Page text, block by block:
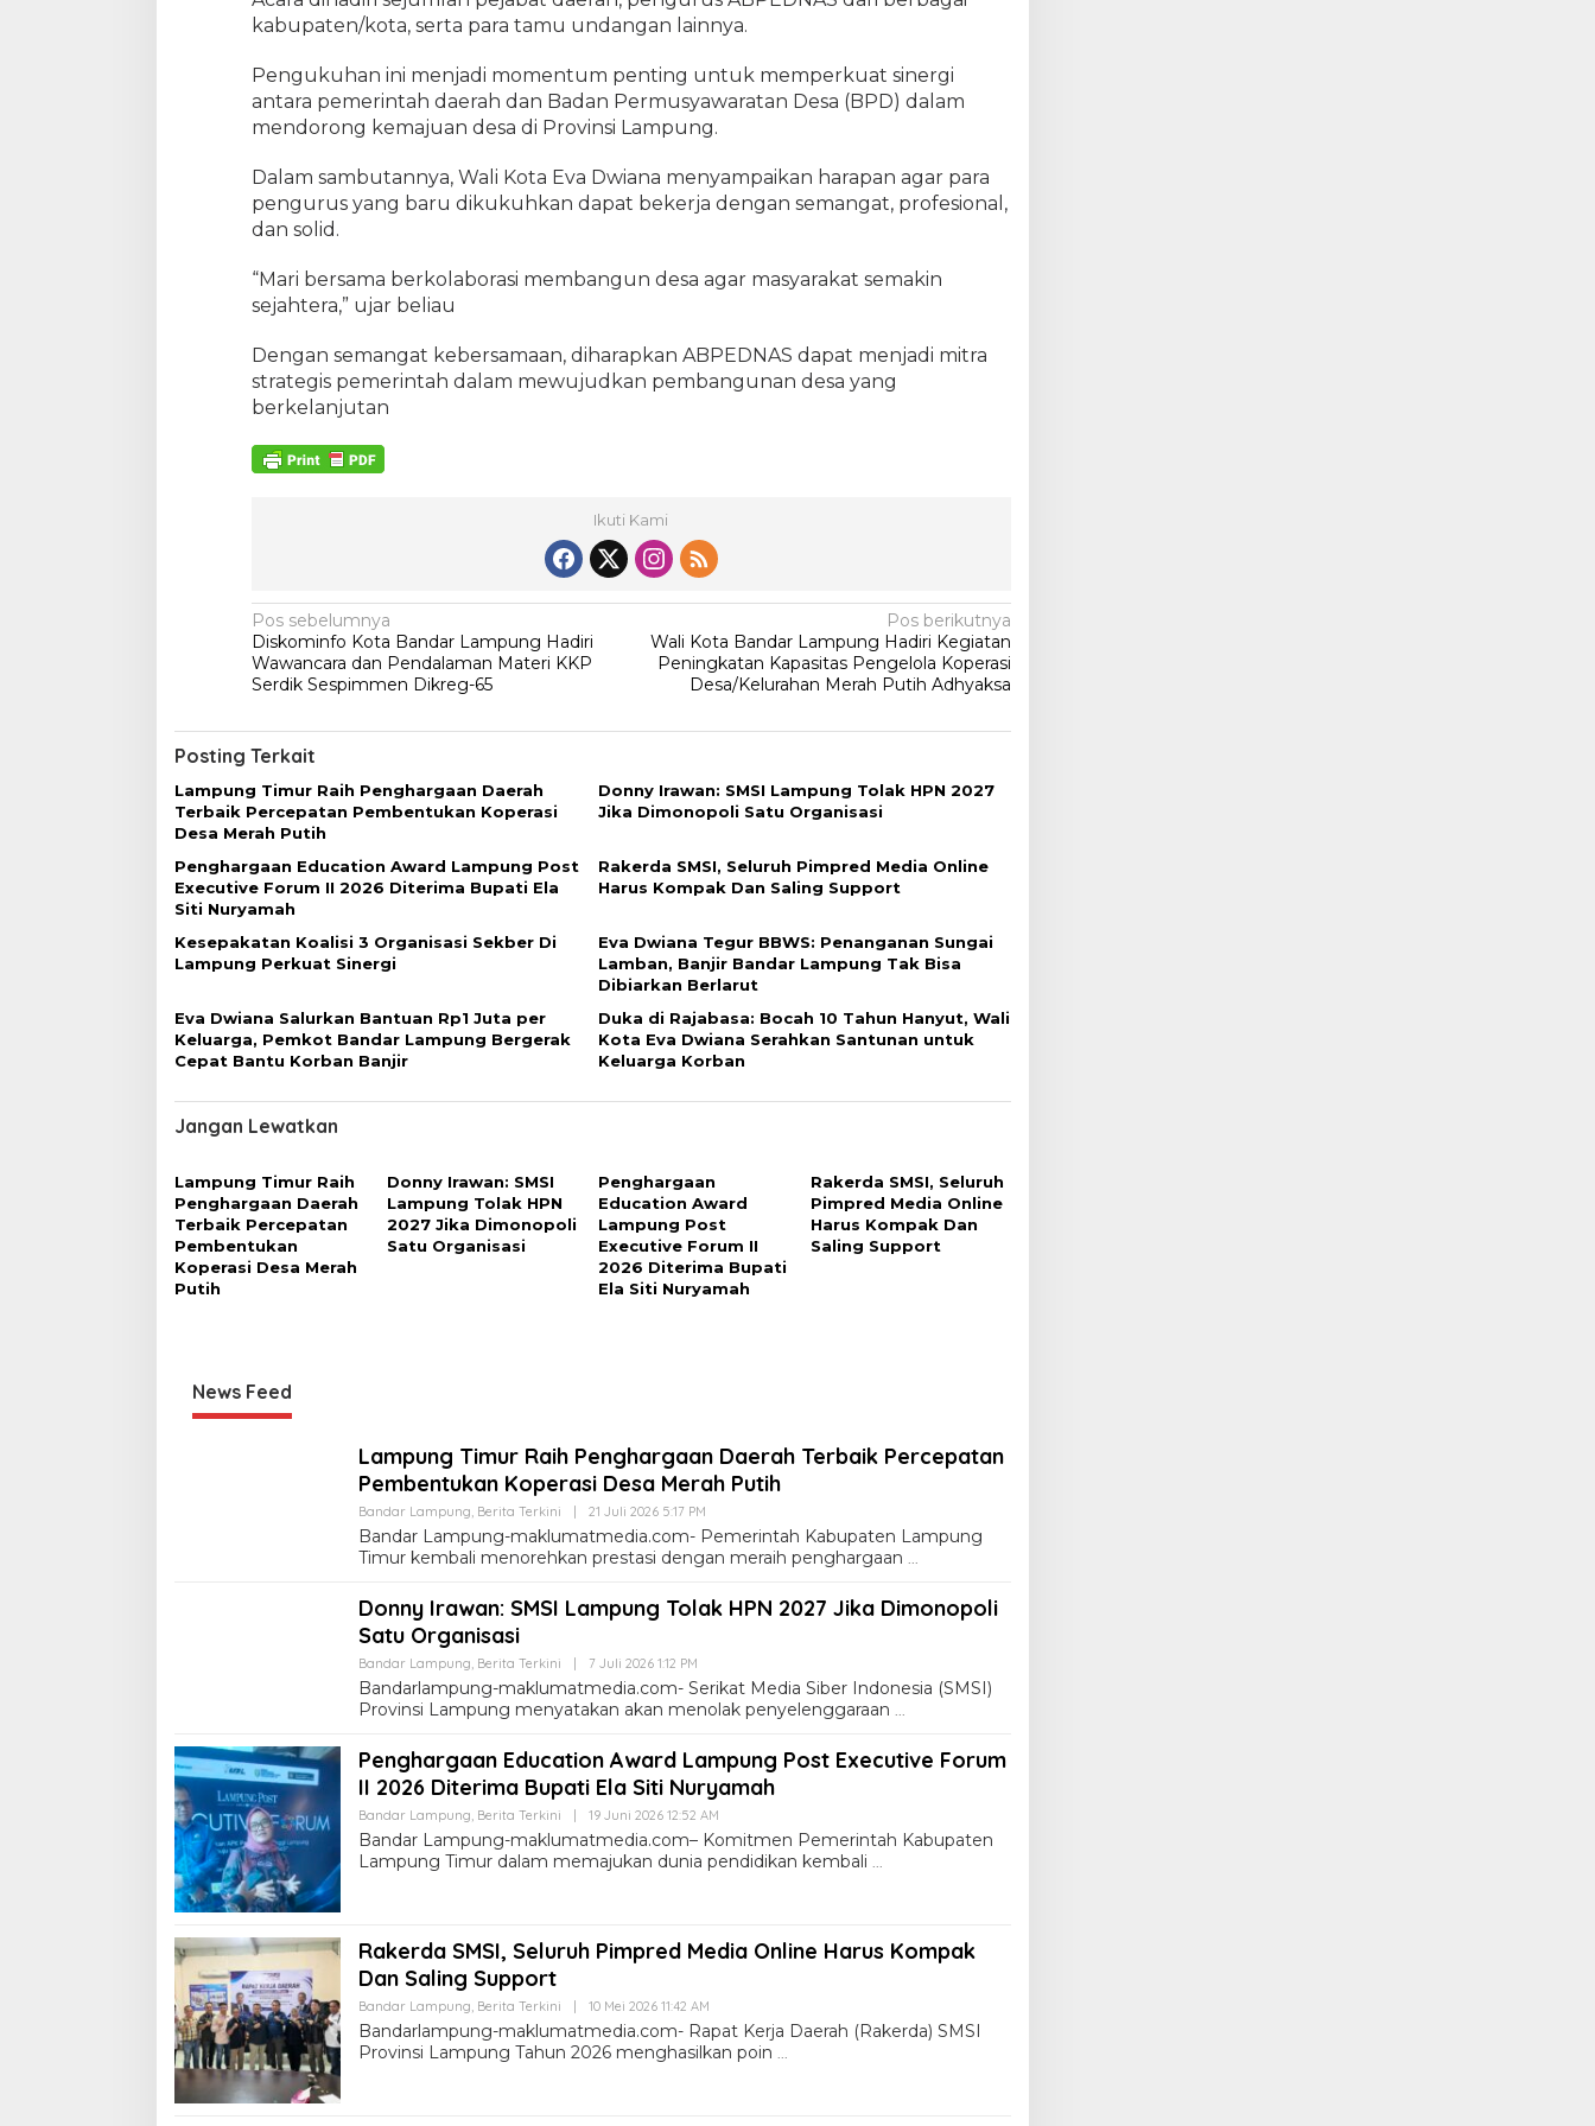
kabupaten/kota, serta para tamu undangan lainnya.
Pengukuhan ini menjadi momentum penting untuk memperkuat sinergi
antara pemerintah daerah dan Badan Permusyawaratan Desa (BPD) dalam
mendorong kemajuan desa di Provinsi Lampung.
Dalam sambutannya, Wali Kota Eva Dwiana menyampaikan harapan agar para
pengurus yang baru dikukuhkan dapat bekerja dengan semangat, profesional,
dan solid.
“Mari bersama berkolaborasi membangun desa agar masyarakat semakin
sejahtera,” ujar beliau
Dengan semangat kebersamaan, diharapkan ABPEDNAS dapat menjadi mitra
strategis pemerintah dalam mewujudkan pembangunan desa yang
berkelanjutan
Ikuti Kami
N
a
v
i
g
a
s
i
p
o
s
Pos sebelumnya
Diskominfo Kota Bandar Lampung Hadiri
Wawancara dan Pendalaman Materi KKP
Serdik Sespimmen Dikreg-65
Pos berikutnya
Wali Kota Bandar Lampung Hadiri Kegiatan
Peningkatan Kapasitas Pengelola Koperasi
Desa/Kelurahan Merah Putih Adhyaksa
Posting Terkait
Lampung Timur Raih Penghargaan Daerah
Terbaik Percepatan Pembentukan Koperasi
Desa Merah Putih
Donny Irawan: SMSI Lampung Tolak HPN 2027
Jika Dimonopoli Satu Organisasi
Penghargaan Education Award Lampung Post
Executive Forum II 2026 Diterima Bupati Ela
Siti Nuryamah
Rakerda SMSI, Seluruh Pimpred Media Online
Harus Kompak Dan Saling Support
Kesepakatan Koalisi 3 Organisasi Sekber Di
Lampung Perkuat Sinergi
Eva Dwiana Tegur BBWS: Penanganan Sungai
Lamban, Banjir Bandar Lampung Tak Bisa
Dibiarkan Berlarut
Eva Dwiana Salurkan Bantuan Rp1 Juta per
Keluarga, Pemkot Bandar Lampung Bergerak
Cepat Bantu Korban Banjir
Duka di Rajabasa: Bocah 10 Tahun Hanyut, Wali
Kota Eva Dwiana Serahkan Santunan untuk
Keluarga Korban
Jangan Lewatkan
Lampung Timur Raih
Penghargaan Daerah
Terbaik Percepatan
Pembentukan
Koperasi Desa Merah
Putih
Donny Irawan: SMSI
Lampung Tolak HPN
2027 Jika Dimonopoli
Satu Organisasi
Penghargaan
Education Award
Lampung Post
Executive Forum II
2026 Diterima Bupati
Ela Siti Nuryamah
Rakerda SMSI, Seluruh
Pimpred Media Online
Harus Kompak Dan
Saling Support
News Feed
Lampung Timur Raih Penghargaan Daerah Terbaik Percepatan
Pembentukan Koperasi Desa Merah Putih
Bandar Lampung Berita Terkini | 21 Juli 2026 5:17 PM
Bandar Lampung-maklumatmedia.com- Pemerintah Kabupaten Lampung
Timur kembali menorehkan prestasi dengan meraih penghargaan
Donny Irawan: SMSI Lampung Tolak HPN 2027 Jika Dimonopoli
Satu Organisasi
Bandar Lampung Berita Terkini | 7 Juli 2026 1:12 PM
Bandarlampung-maklumatmedia.com- Serikat Media Siber Indonesia (SMSI)
Provinsi Lampung menyatakan akan menolak penyelenggaraan
Penghargaan Education Award Lampung Post Executive Forum
II 2026 Diterima Bupati Ela Siti Nuryamah
Bandar Lampung Berita Terkini | 19 Juni 2026 12:52 AM
Bandar Lampung-maklumatmedia.com– Komitmen Pemerintah Kabupaten
Lampung Timur dalam memajukan dunia pendidikan kembali
Rakerda SMSI, Seluruh Pimpred Media Online Harus Kompak
Dan Saling Support
Bandar Lampung Berita Terkini | 10 Mei 2026 11:42 AM
Bandarlampung-maklumatmedia.com- Rapat Kerja Daerah (Rakerda) SMSI
Provinsi Lampung Tahun 2026 menghasilkan poin